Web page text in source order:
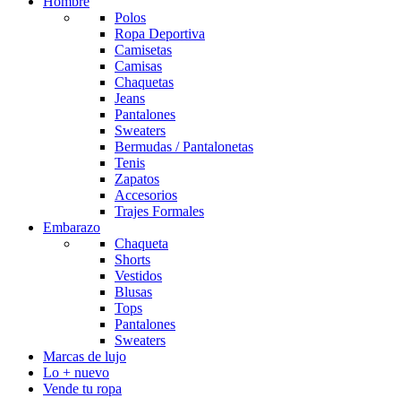
Polos
Ropa Deportiva
Camisetas
Camisas
Chaquetas
Jeans
Pantalones
Sweaters
Bermudas / Pantalonetas
Tenis
Zapatos
Accesorios
Trajes Formales
Embarazo
Chaqueta
Shorts
Vestidos
Blusas
Tops
Pantalones
Sweaters
Marcas de lujo
Lo + nuevo
Vende tu ropa